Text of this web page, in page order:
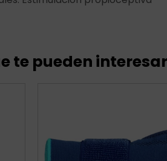
te pueden interesar